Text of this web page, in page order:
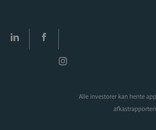
Alle investorer kan hente